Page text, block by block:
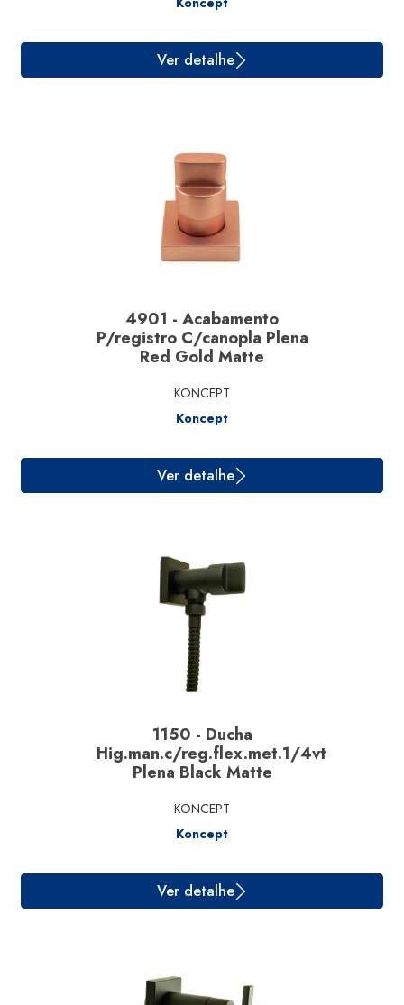
Ver detalhe
Ver detalhe
4901 - Acabamento
P/registro C/canopla Plena
Red Gold Matte
KONCEPT
Koncept
1150 - Ducha
Hig.man.c/reg.flex.met.1/4vt
Plena Black Matte
KONCEPT
Koncept